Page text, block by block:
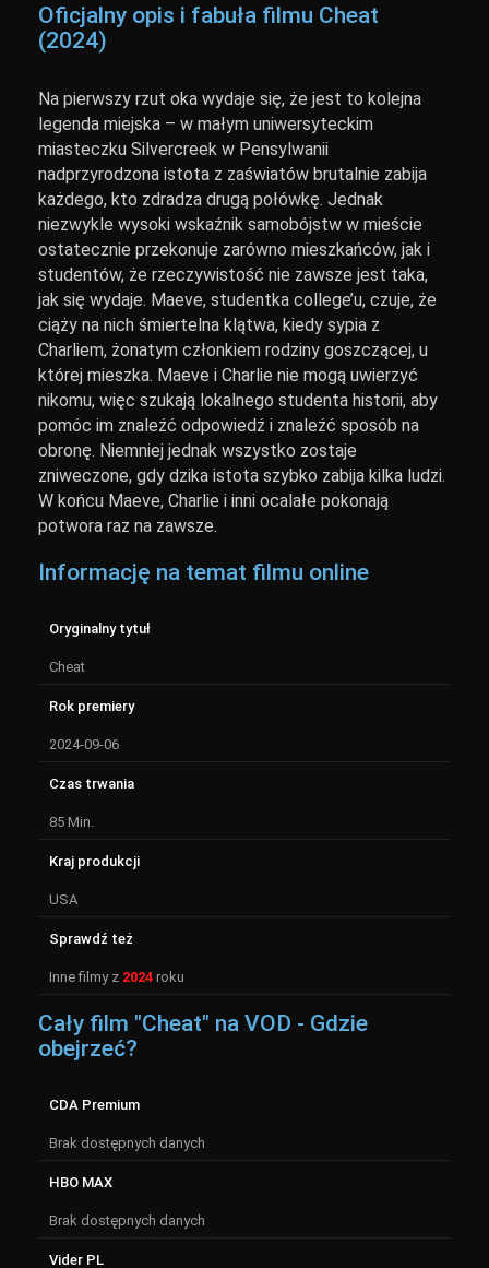
Oficjalny opis i fabuła filmu Cheat
(2024)
Na pierwszy rzut oka wydaje się, że jest to kolejna
legenda miejska – w małym uniwersyteckim
miasteczku Silvercreek w Pensylwanii
nadprzyrodzona istota z zaświatów brutalnie zabija
każdego, kto zdradza drugą połówkę. Jednak
niezwykle wysoki wskaźnik samobójstw w mieście
ostatecznie przekonuje zarówno mieszkańców, jak i
studentów, że rzeczywistość nie zawsze jest taka,
jak się wydaje. Maeve, studentka college’u, czuje, że
ciąży na nich śmiertelna klątwa, kiedy sypia z
Charliem, żonatym członkiem rodziny goszczącej, u
której mieszka. Maeve i Charlie nie mogą uwierzyć
nikomu, więc szukają lokalnego studenta historii, aby
pomóc im znaleźć odpowiedź i znaleźć sposób na
obronę. Niemniej jednak wszystko zostaje
zniweczone, gdy dzika istota szybko zabija kilka ludzi.
W końcu Maeve, Charlie i inni ocalałe pokonają
potwora raz na zawsze.
Informację na temat filmu online
Oryginalny tytuł
Cheat
Rok premiery
2024-09-06
Czas trwania
85 Min.
Kraj produkcji
USA
Sprawdź też
Inne filmy z 2024 roku
Cały film "Cheat" na VOD - Gdzie
obejrzeć?
CDA Premium
Brak dostępnych danych
HBO MAX
Brak dostępnych danych
Vider PL